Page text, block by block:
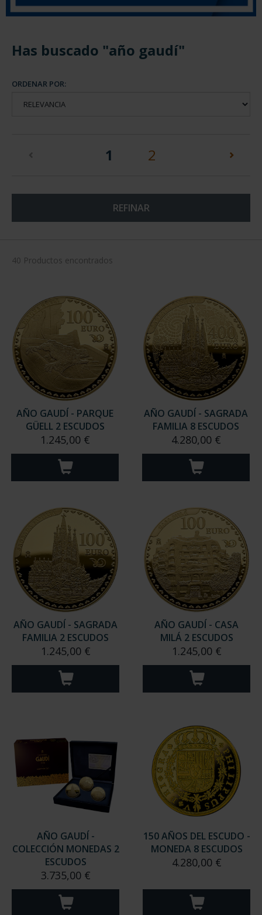
Has buscado "año gaudí"
ORDENAR POR:
1 (current)
2
REFINAR
40 Productos encontrados
AÑO GAUDÍ - PARQUE
GÜELL 2 ESCUDOS
1.245,00 €
AÑO GAUDÍ - SAGRADA
FAMILIA 8 ESCUDOS
4.280,00 €
AÑO GAUDÍ - SAGRADA
FAMILIA 2 ESCUDOS
1.245,00 €
AÑO GAUDÍ - CASA
MILÁ 2 ESCUDOS
1.245,00 €
AÑO GAUDÍ -
COLECCIÓN MONEDAS 2
ESCUDOS
3.735,00 €
150 AÑOS DEL ESCUDO -
MONEDA 8 ESCUDOS
4.280,00 €